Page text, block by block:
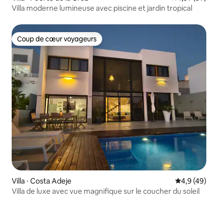
Villa moderne lumineuse avec piscine et jardin tropical
Coup de cœur voyageurs
Coup de cœur voyageurs
Villa ⋅ Costa Adeje Évaluation
4,9 (49)
Villa de luxe avec vue magnifique sur le coucher du soleil